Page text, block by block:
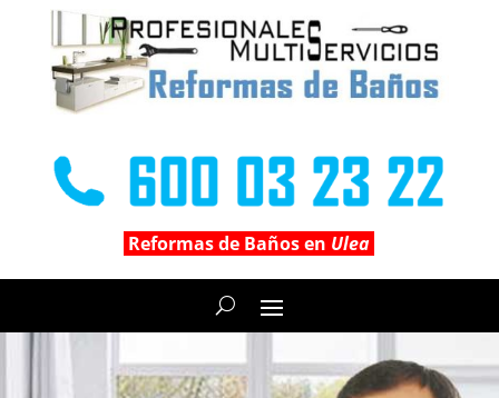
Reformas de Baños en Ulea